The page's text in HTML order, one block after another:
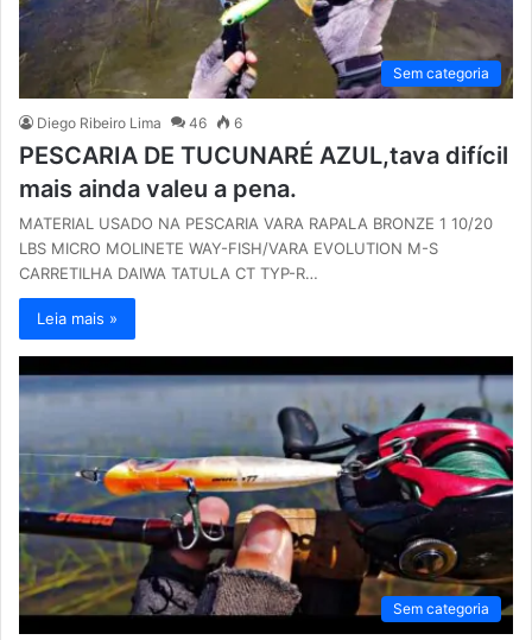
Sem categoria
Diego Ribeiro Lima 46 6
PESCARIA DE TUCUNARÉ AZUL,tava difícil
mais ainda valeu a pena.
MATERIAL USADO NA PESCARIA VARA RAPALA BRONZE 1 10/20
LBS MICRO MOLINETE WAY-FISH/VARA EVOLUTION M-S
CARRETILHA DAIWA TATULA CT TYP-R…
Leia mais »
Sem categoria